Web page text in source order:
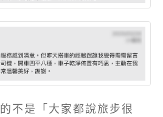
不是「大家都說旅步很